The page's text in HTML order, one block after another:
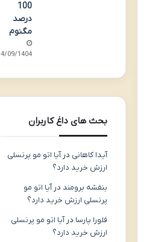
100
درصد
مگنوم
24/09/1404
بحث های داغ کاربران
آیدا کاهانی درآیا اتو مو پرنسلی
ارزش خرید دارد؟
بنفشه برومند درآیا اتو مو
پرنسلی ارزش خرید دارد؟
فلورا پارسا درآیا اتو مو پرنسلی
ارزش خرید دارد؟